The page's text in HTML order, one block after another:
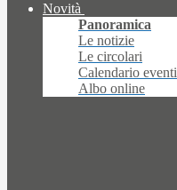
Novità
Panoramica
Le notizie
Le circolari
Calendario eventi
Albo online